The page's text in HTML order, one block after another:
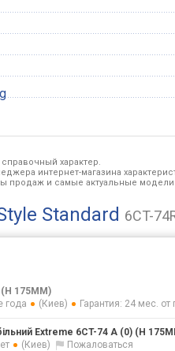
характер.
интернет-магазина
продаж и самые актуальные модели
Standard 6CT-
(H 175MM)
года (Киев) Гарантия: 24 мес. от
Extreme 6CT-74 A (0) (H
(Киев) Пожаловаться